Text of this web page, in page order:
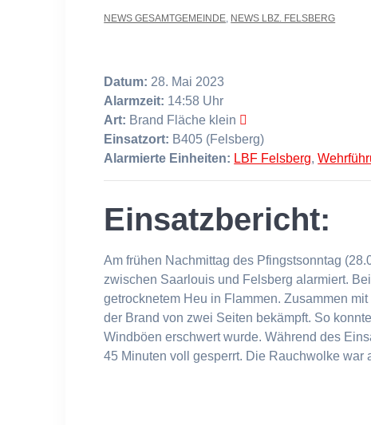
NEWS GESAMTGEMEINDE NEWS LBZ. FELSBERG
Datum: 28. Mai 2023
Alarmzeit: 14:58 Uhr
Art: Brand Fläche klein
Einsatzort: B405 (Felsberg)
Alarmierte Einheiten: LBF Felsberg,
Einsatzbericht:
Am frühen Nachmittag des Pfingstsonntag
zwischen Saarlouis und Felsberg alarmiert.
getrocknetem Heu in Flammen. Zusammen
der Brand von zwei Seiten bekämpft. So
Windböen erschwert wurde. Während des
45 Minuten voll gesperrt. Die Rauchwolke war